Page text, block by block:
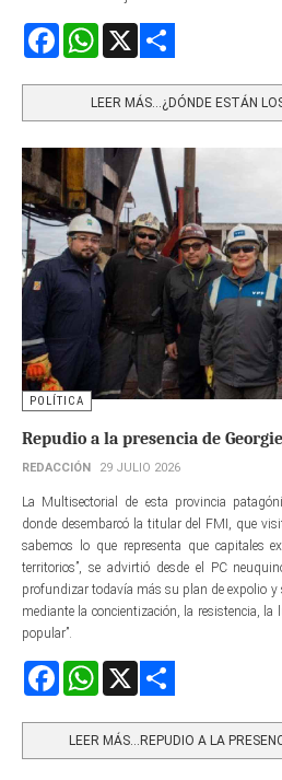
FacebookWhatsApp
LEER MÁS…¿DÓNDE ESTÁN
POLÍTICA
Repudio a la presencia de
REDACCIÓN 29 JULIO 2026
La Multisectorial de esta provincia
donde desembarcó la titular del FMI, que
sabemos lo que representa que capitales
territorios”, se advirtió desde el PC
profundizar todavía más su plan de expolio y
mediante la concientización, la resistencia,
popular”.
FacebookWhatsApp
LEER MÁS…REPUDIO A LA